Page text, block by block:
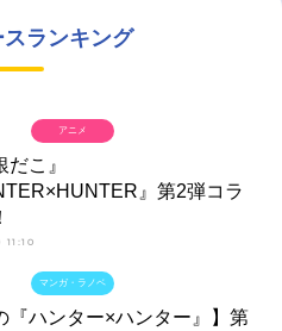
ランキング
だこ』
』第2弾コラ
アニメ
『ハンター×ハンター』】第
マンガ・ラノベ